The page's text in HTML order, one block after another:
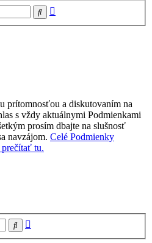
Hľadať
prítomnosťou a diskutovaním na
s vždy aktuálnymi Podmienkami
prosím dbajte na slušnosť
navzájom. Celé Podmienky
tu.
Hľadať